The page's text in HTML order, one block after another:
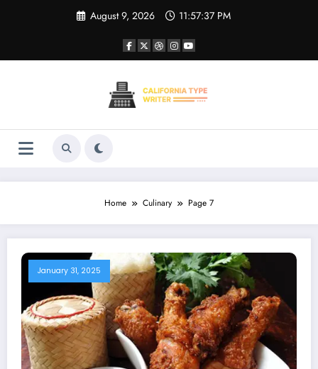
August 9, 2026 11:57:38 PM
Home Culinary Page 7
January 31, 2025